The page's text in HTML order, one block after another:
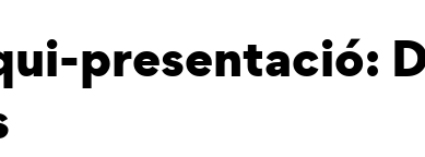
presentació: